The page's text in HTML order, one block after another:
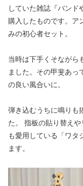
していた雑誌『バンド
購入したものです。ア
みの初心者セット。
当時は下手くそながら
ました。その甲斐あっ
の良い風合いに。
弾き込むうちに鳴りも
た。 指板の貼り替え
も愛用している「ワタ
ます。